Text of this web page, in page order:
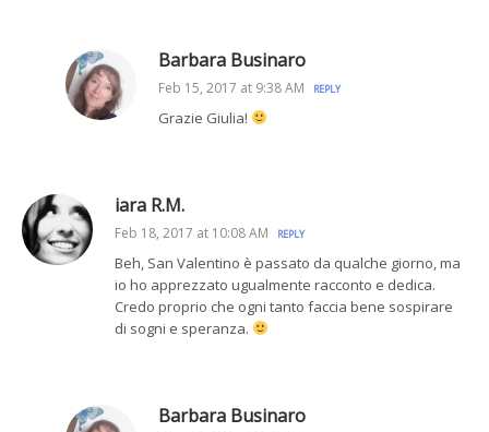
Barbara Businaro
Feb 15, 2017 at 9:38 AM REPLY
Grazie Giulia!
iara R.M.
Feb 18, 2017 at 10:08 AM REPLY
Beh, San Valentino è passato da qualche giorno, ma
io ho apprezzato ugualmente racconto e dedica.
Credo proprio che ogni tanto faccia bene sospirare
di sogni e speranza.
Barbara Businaro